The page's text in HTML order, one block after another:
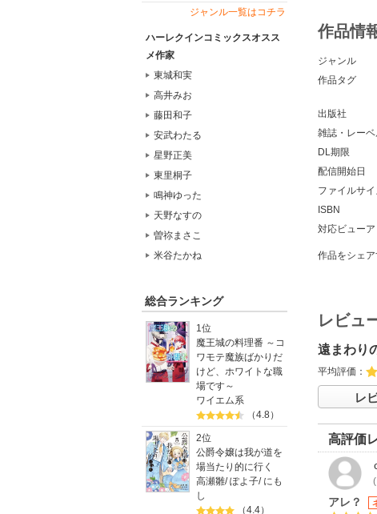
ジャンル一覧はコチラ
ハーレクインコミックスオスス
メ作家
東城和実
高井みお
藤田和子
安武わたる
星野正美
東里桐子
鳴神ゆった
天野なすの
曽祢まさこ
米谷たかね
総合ランキング
1位
魔王城の料理番 ～コ
ワモテ魔族ばかりだ
けど、ホワイトな職
場です～
ワイエム系
（4.8）
2位
公爵令嬢は我が道を
場当たり的に行く
高瀬雛/ぽよ子/ にも
し
（4.4）
作品情
ジャンル
作品タグ
出版社
雑誌・レー
DL期限
配信開始日
ファイルサ
ISBN
対応ビューア
作品をシェア
レビュ
遠まわり
平均評価：
レ
高評価
アレ？